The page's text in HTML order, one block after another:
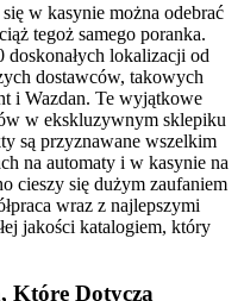
w kasynie można odebrać
tegoż samego poranka.
doskonałych lokalizacji od
dostawców, takowych
i Wazdan. Te wyjątkowe
w ekskluzywnym sklepiku
są przyznawane wszelkim
na automaty i w kasynie na
cieszy się dużym zaufaniem
wraz z najlepszymi
jakości katalogiem, który
Które Dotyczą